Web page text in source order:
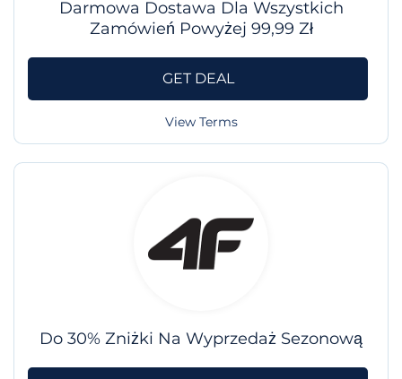
Darmowa Dostawa Dla Wszystkich
Zamówień Powyżej 99,99 Zł
GET DEAL
View Terms
Do 30% Zniżki Na Wyprzedaż Sezonową